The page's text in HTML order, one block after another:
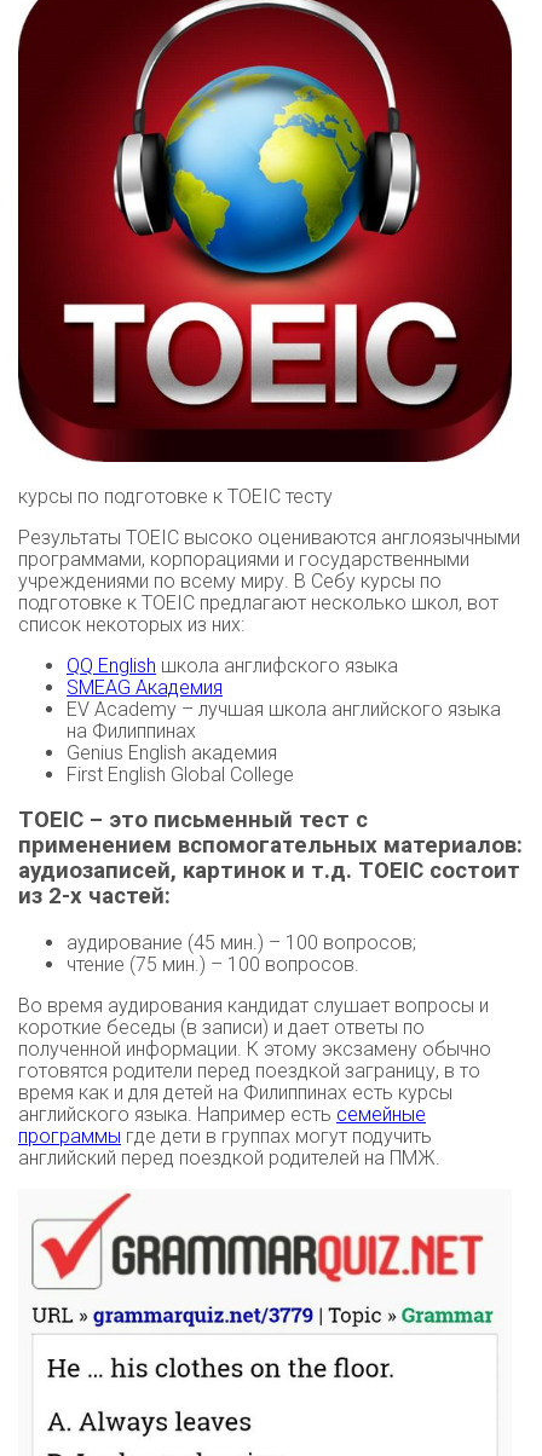
курсы по подготовке к TOEIC тесту
Результаты TOEIC высоко оцениваются англоязычными
программами, корпорациями и государственными
учреждениями по всему миру. В Себу курсы по
подготовке к TOEIC предлагают несколько школ, вот
список некоторых из них:
QQ English школа англифского языка
SMEAG Академия
EV Academy – лучшая школа английского языка
на Филиппинах
Genius English академия
First English Global College
TOEIC – это письменный тест с
применением вспомогательных материалов:
аудиозаписей, картинок и т.д. TOEIC состоит
из 2-х частей:
аудирование (45 мин.) – 100 вопросов;
чтение (75 мин.) – 100 вопросов.
Во время аудирования кандидат слушает вопросы и
короткие беседы (в записи) и дает ответы по
полученной информации. К этому эксзамену обычно
готовятся родители перед поездкой заграницу, в то
время как и для детей на Филиппинах есть курсы
английского языка. Например есть семейные
программы где дети в группах могут подучить
английский перед поездкой родителей на ПМЖ.